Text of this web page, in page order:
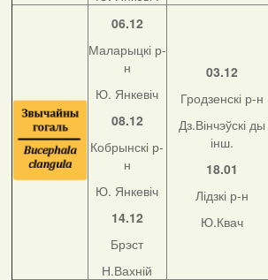
06.12
Маларыцкі р-
н
Ю. Янкевіч
08.12
Кобрынскі р-
н
Ю. Янкевіч
14.12
Брэст
Н.Вахній
03.12
Гродзенскі р-н
Дз.Вінчэўскі ды
інш.
18.01
Лідзкі р-н
Ю.Квач